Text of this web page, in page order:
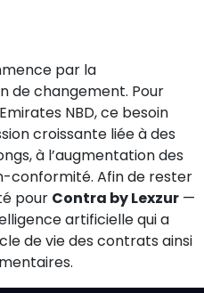
par la
de changement. Pour
NBD, ce besoin
croissante liée à des
à l’augmentation des
conformité. Afin de rester
pour Contra by Lexzur —
artificielle qui a
de vie des contrats ainsi